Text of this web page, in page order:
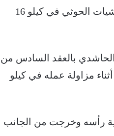
أصيب أحد موظفي شركة الحاشدي، اليوم الأحد، برصاص قناصة مليشيات الحوثي في كيلو 16
بالعقد السادس من
مزاولة عمله في كيلو
رأسه وخرجت من الجانب